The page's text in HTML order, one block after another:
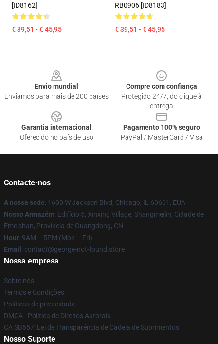
[ID8162]
€ 39,51 - € 45,95
RB0906 [ID8183]
€ 39,51 - € 45,95
Envio mundial
Enviamos para mais de 200 países
Compre com confiança
Protegido 24/7, do clique à
entrega
Garantia internacional
Oferecido no país de uso
Pagamento 100% seguro
PayPal / MasterCard / Visa
Contacte-nos
A nossa sede: 1600 W Jackson Blvd, Chicago, IL 60661, EUA
Nosso Armazém: Edifício 5, Xinxing Village, Shangmeilin, Cidade de
Emeishan, Província de Guangdong, CN
Hour: 9AM – 5PM (Mon – Fri)
Email : contact@george-not-found.store
Nossa empresa
Sobre nós
Termos e Condições
Políticas de privacidade
DMCA - Política de Direitos Autorais
CA SB657: Lei de Transparência de Cadeia de Suprimentos
Nosso Suporte